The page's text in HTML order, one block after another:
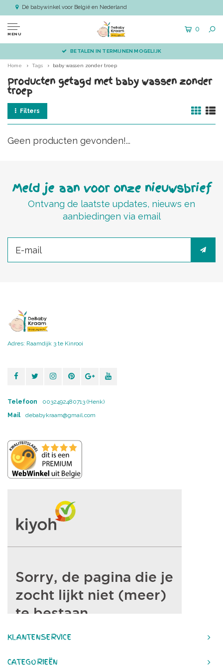
Dé babywinkel voor België en Nederland
MENU
0
BETALEN IN TERMIJNEN MOGELIJK
Home Tags baby wassen zonder troep
Producten getagd met baby wassen zonder
troep
Filters
Geen producten gevonden!...
Meld je aan voor onze nieuwsbrief
Ontvang de laatste updates, nieuws en
aanbiedingen via email
Adres: Raamdijk 3 te Kinrooi
Telefoon
0032492480713 (Henk)
Mail
debabykraam@gmail.com
KLANTENSERVICE
CATEGORIEËN